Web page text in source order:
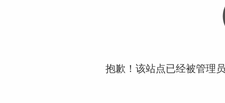
抱歉！该站点已经被管理